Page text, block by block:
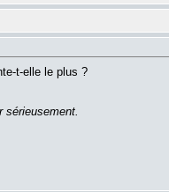
t-elle le plus ?